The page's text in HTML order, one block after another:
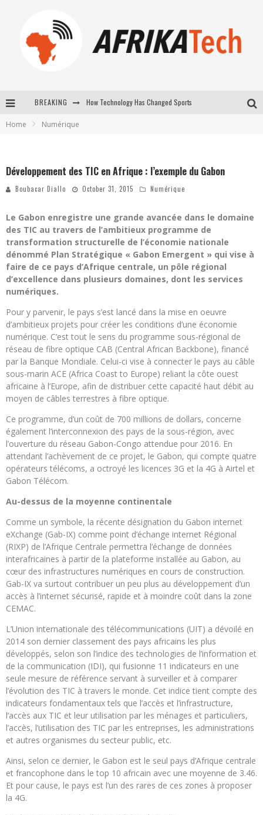
BREAKING
Home Numérique
Développement des TIC en Afrique : l’exemple du Gabon
Boubacar Diallo October 31, 2015 Numérique
Le Gabon enregistre une grande avancée dans le domaine
des TIC au travers de l’ambitieux programme de
transformation structurelle de l’économie nationale
dénommé Plan Stratégique « Gabon Emergent » qui vise à
faire de ce pays d’Afrique centrale, un pôle régional
d’excellence dans plusieurs domaines, dont les services
numériques.
Pour y parvenir, le pays s’est lancé dans la mise en oeuvre
d’ambitieux projets pour créer les conditions d’une économie
numérique. C’est tout le sens du programme sous-régional de
réseau de fibre optique CAB (Central African Backbone), financé
par la Banque Mondiale. Celui-ci vise à connecter le pays au câble
sous-marin ACE (Africa Coast to Europe) reliant la côte ouest
africaine à l’Europe, afin de distribuer cette capacité haut débit au
moyen de câbles terrestres à fibre optique.
Ce programme, d’un coût de 700 millions de dollars, concerne
également l’interconnexion des pays de la sous-région, avec
l’ouverture du réseau Gabon-Congo attendue pour 2016. En
attendant l’achèvement de ce projet, le Gabon, qui compte quatre
opérateurs télécoms, a octroyé les licences 3G et la 4G à Airtel et
Gabon Télécom.
Au-dessus de la moyenne continentale
Comme un symbole, la récente désignation du Gabon internet
eXchange (Gab-IX) comme point d’échange internet Régional
(RIXP) de l’Afrique Centrale permettra l’échange de données
interafricaines à partir de la plateforme installée au Gabon, au
cœur des infrastructures numériques en cours de construction.
Gab-IX va surtout contribuer un peu plus au développement d’un
accès à l’internet sécurisé, rapide et à moindre coût dans la zone
CEMAC.
L’Union internationale des télécommunications (UIT) a dévoilé en
2014 son dernier classement des pays africains les plus
développés, selon son l’indice des technologies de l’information et
de la communication (IDI), qui fusionne 11 indicateurs en une
seule mesure de référence servant à surveiller et à comparer
l’évolution des TIC à travers le monde. Cet indice tient compte des
indicateurs fondamentaux tels que l’accès et l’infrastructure,
l’accès aux TIC et leur utilisation par les ménages et particuliers,
l’accès, l’utilisation des TIC par les entreprises, les administrations
et autres organismes du secteur public, etc.
Ainsi, selon ce dernier, le Gabon est le seul pays d’Afrique centrale
et francophone dans le top 10 africain avec une moyenne de 3.46.
Et pour cause, le pays est l’un des rares de ces zones à proposer
la 4G.